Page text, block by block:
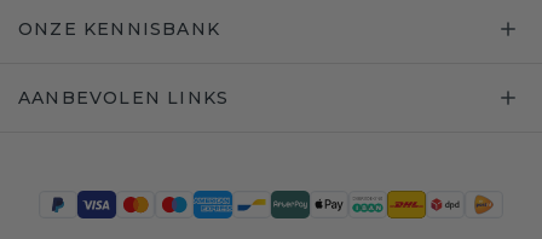
ONZE KENNISBANK
AANBEVOLEN LINKS